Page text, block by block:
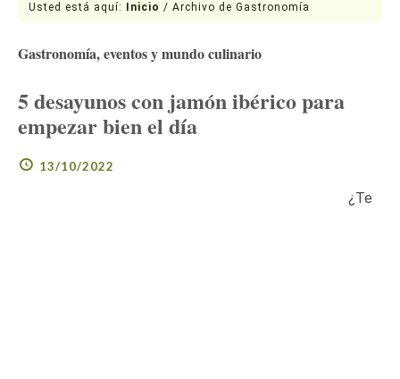
Usted está aquí: Inicio / Archivo de Gastronomía
Gastronomía, eventos y mundo culinario
5 desayunos con jamón ibérico para
empezar bien el día
13/10/2022
¿Te